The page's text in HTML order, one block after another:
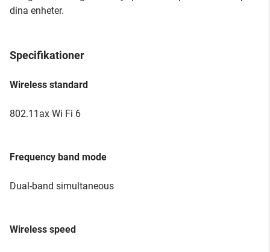
dina enheter.
Specifikationer
Wireless standard
802.11ax Wi Fi 6
Frequency band mode
Dual-band simultaneous
Wireless speed